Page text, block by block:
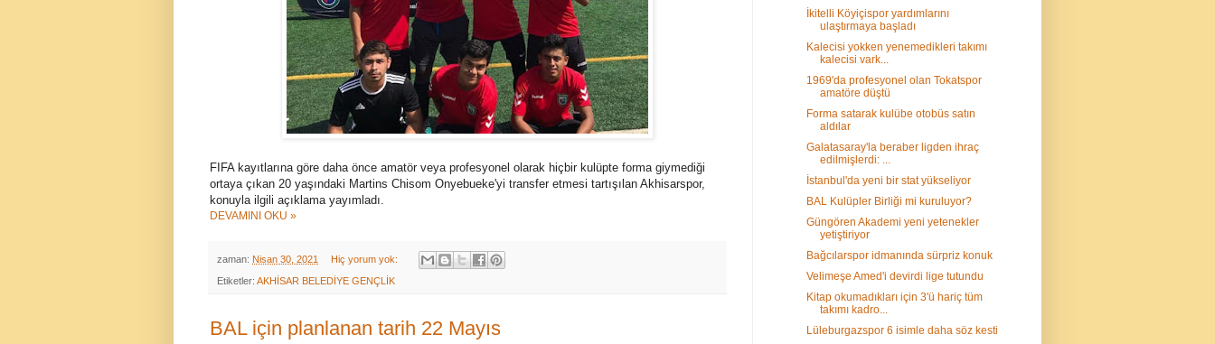
FIFA kayıtlarına göre daha önce amatör veya profesyonel olarak hiçbir kulüpte forma giymediği
ortaya çıkan 20 yaşındaki Martins Chisom Onyebueke'yi transfer etmesi tartışılan Akhisarspor,
konuyla ilgili açıklama yayımladı.
DEVAMINI OKU »
zaman: Nisan 30, 2021 Hiç yorum yok:
Etiketler: AKHİSAR BELEDİYE GENÇLİK
BAL için planlanan tarih 22 Mayıs
İkitelli Köyiçispor yardımlarını
ulaştırmaya başladı
Kalecisi yokken yenemedikleri takımı
kalecisi vark...
1969'da profesyonel olan Tokatspor
amatöre düştü
Forma satarak kulübe otobüs satın
aldılar
Galatasaray'la beraber ligden ihraç
edilmişlerdi: ...
İstanbul'da yeni bir stat yükseliyor
BAL Kulüpler Birliği mi kuruluyor?
Güngören Akademi yeni yetenekler
yetiştiriyor
Bağcılarspor idmanında sürpriz konuk
Velimeşe Amed'i devirdi lige tutundu
Kitap okumadıkları için 3'ü hariç tüm
takımı kadro...
Lüleburgazspor 6 isimle daha söz kesti